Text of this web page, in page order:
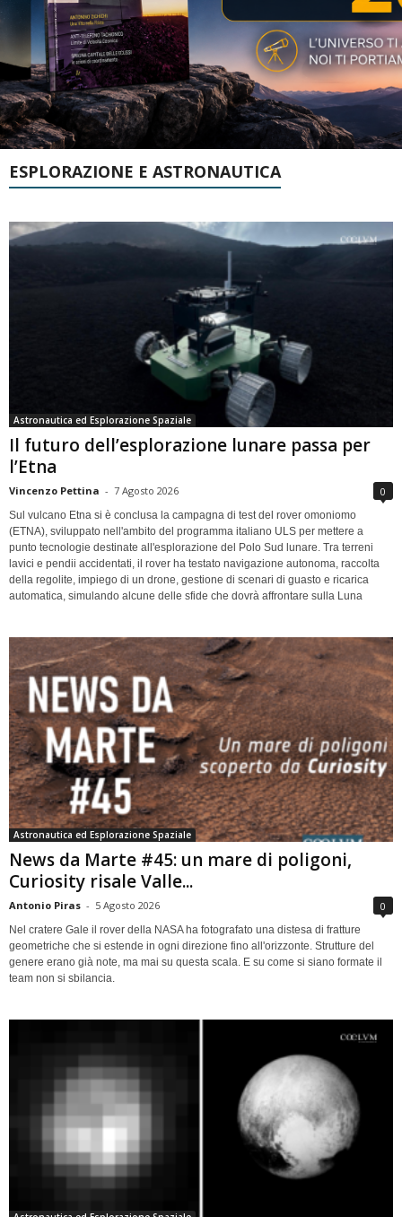
ESPLORAZIONE E ASTRONAUTICA
Astronautica ed Esplorazione Spaziale
Il futuro dell’esplorazione lunare passa per
l’Etna
Vincenzo Pettina - 7 Agosto 2026 0
Sul vulcano Etna si è conclusa la campagna di test del rover omoniomo
(ETNA), sviluppato nell'ambito del programma italiano ULS per mettere a
punto tecnologie destinate all'esplorazione del Polo Sud lunare. Tra terreni
lavici e pendii accidentati, il rover ha testato navigazione autonoma, raccolta
della regolite, impiego di un drone, gestione di scenari di guasto e ricarica
automatica, simulando alcune delle sfide che dovrà affrontare sulla Luna
Astronautica ed Esplorazione Spaziale
News da Marte #45: un mare di poligoni,
Curiosity risale Valle...
Antonio Piras - 5 Agosto 2026 0
Nel cratere Gale il rover della NASA ha fotografato una distesa di fratture
geometriche che si estende in ogni direzione fino all'orizzonte. Strutture del
genere erano già note, ma mai su questa scala. E su come si siano formate il
team non si sbilancia.